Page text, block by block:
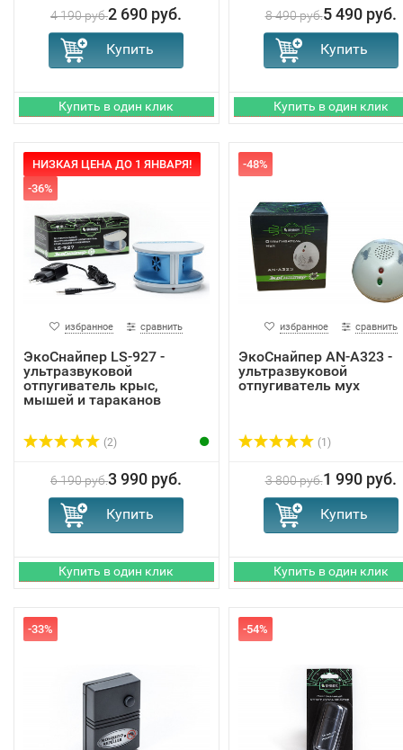
4 190 руб.2 690 руб. 8 490 руб.5 490 руб.
НИЗКАЯ ЦЕНА ДО 1 ЯНВАРЯ!
-36%
избранное сравнить
ЭкоСнайпер LS-927 -
ультразвуковой
отпугиватель крыс,
мышей и тараканов
(2)
6 190 руб.3 990 руб.
-48%
избранное сравнить
ЭкоСнайпер AN-A323 -
ультразвуковой
отпугиватель мух
(1)
3 800 руб.1 990 руб.
-33% -54%